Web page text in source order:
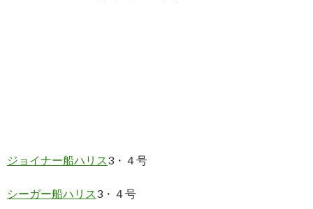
ジョイナー船ハリス 3・４号
シーガー船ハリス 3・４号